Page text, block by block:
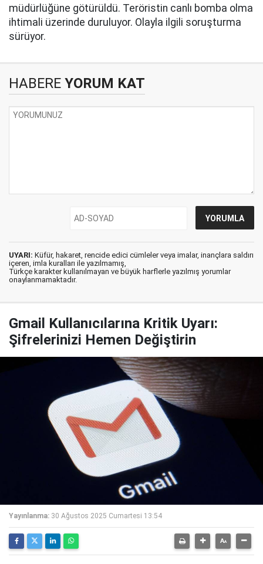
müdürlüğüne götürüldü. Teröristin canlı bomba olma
ihtimali üzerinde duruluyor. Olayla ilgili soruşturma
sürüyor.
HABERE YORUM KAT
UYARI: Küfür, hakaret, rencide edici cümleler veya imalar, inançlara saldırı
içeren, imla kuralları ile yazılmamış,
Türkçe karakter kullanılmayan ve büyük harflerle yazılmış yorumlar
onaylanmamaktadır.
Gmail Kullanıcılarına Kritik Uyarı:
Şifrelerinizi Hemen Değiştirin
Yayınlanma: 30 Ağustos 2025 Cumartesi 13:54